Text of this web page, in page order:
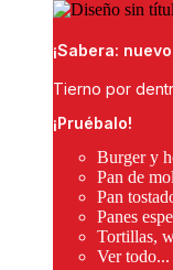
¡Sabera:
Tierno por
¡Pruébalo!
Burger y
Pan de
Pan
Panes
Tortillas,
Ver todo...